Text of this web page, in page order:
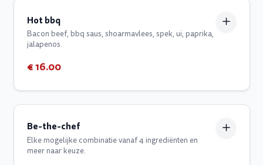
Hot bbq
Bacon beef, bbq saus, shoarmavlees, spek, ui, paprika,
jalapenos.
€ 16.00
Be-the-chef
Elke mogelijke combinatie vanaf 4 ingrediënten en
meer naar keuze.